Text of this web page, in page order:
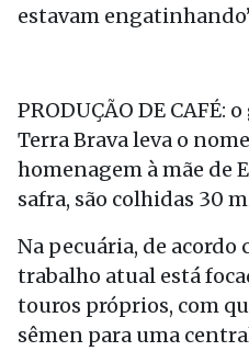
estavam
PRODUÇÃO DE CAFÉ:
Terra Brava leva o
homenagem à mãe de
safra, são colhidas 30
Na pecuária, de acordo
trabalho atual está
touros próprios, com
sêmen para uma